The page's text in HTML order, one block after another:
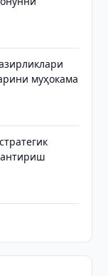
муҳокама